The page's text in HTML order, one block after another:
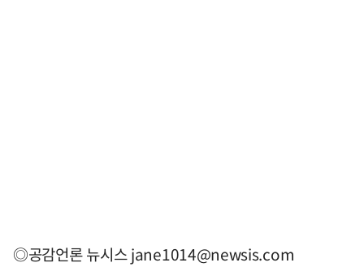
◎공감언론 뉴시스jane1014@newsis.com